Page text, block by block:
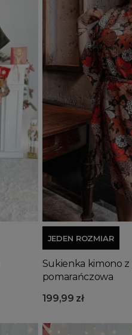
Dodaj
JEDEN ROZMIAR
Sukienka kimono z
pomarańczowa
199,99 zł